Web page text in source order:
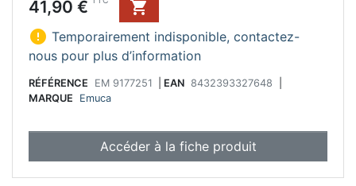
Prix
41,90 €

 Temporairement indisponible, contactez-
nous pour plus d’information
RÉFÉRENCE EM 9177251 EAN 8432393327648
MARQUE
Emuca
Accéder à la fiche produit